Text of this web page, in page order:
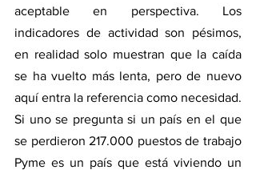
aceptable en perspectiva. Los
indicadores de actividad son pésimos,
en realidad solo muestran que la caída
se ha vuelto más lenta, pero de nuevo
aquí entra la referencia como necesidad.
Si uno se pregunta si un país en el que
se perdieron 217.000 puestos de trabajo
Pyme es un país que está viviendo un